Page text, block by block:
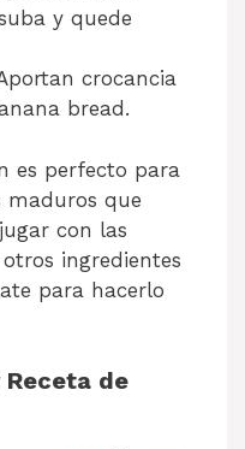
y quede
crocancia
bread.
es perfecto para
maduros que
con las
ingredientes
para hacerlo
Receta de